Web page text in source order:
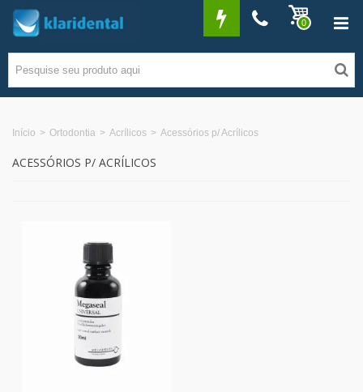
0
Início > Ortodontia > Acrílicos > Acessórios p/ Acrílicos
ACESSÓRIOS P/ ACRÍLICOS